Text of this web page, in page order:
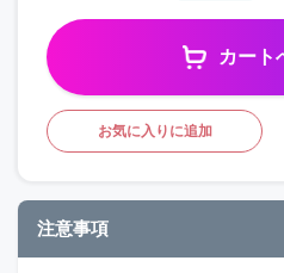
カート
お気に入りに追加
注意事項